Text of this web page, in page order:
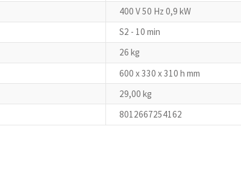
400 V 50 Hz 0,9 kW
S2 - 10 min
26 kg
600 x 330 x 310 h mm
29,00 kg
8012667254162